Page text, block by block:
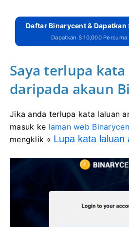
Daftar Binarycent &
Dapatkan $ 10,000
Saya terlupa
daripada akaun
Jika anda terlupa kata laluan
masuk ke laman web
mengklik « Lupa kata laluan